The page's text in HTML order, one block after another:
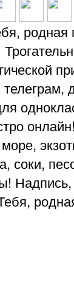
родная
соки,
Надпись,